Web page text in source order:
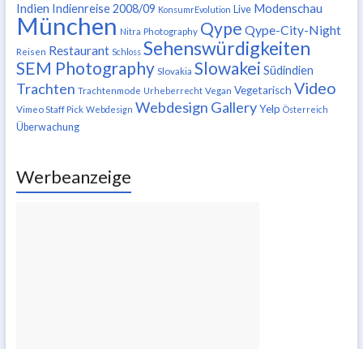
Indien Indienreise 2008/09 KonsumrEvolution Live Modenschau
München Nitra Photography Qype Qype-City-Night
Reisen Restaurant Schloss Sehenswürdigkeiten
SEM Photography Slovakia Slowakei Südindien
Trachten Trachtenmode Urheberrecht Vegan Vegetarisch Video
Vimeo Staff Pick Webdesign Webdesign Gallery Yelp Österreich
Überwachung
Werbeanzeige